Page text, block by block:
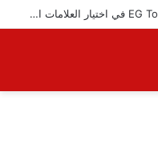
Princess.. شراكة تعكس رؤية EG Towers في اختيار العلامات التجارية المميزة